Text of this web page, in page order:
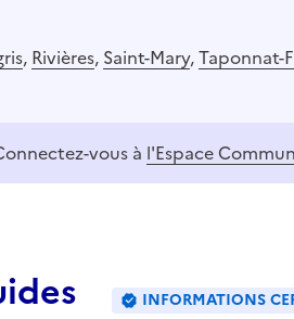
, Rivières, Saint-Mary,Taponnat-
vous à l'Espace
INFORMATIONS